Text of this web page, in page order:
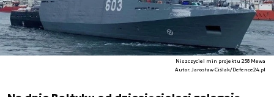
Niszczyciel min projektu 258 Mewa
Autor. Jarosław Ciślak/Defence24.pl